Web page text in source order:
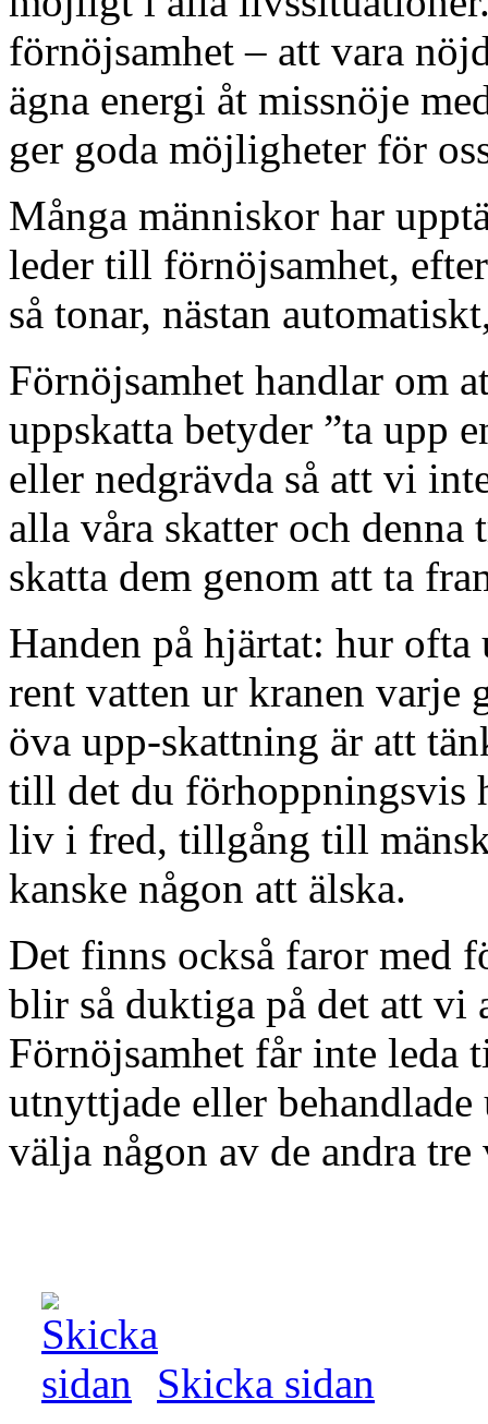
förnöjsamhet – att vara
ägna energi åt missnöje
ger goda möjligheter för
Många människor har
leder till förnöjsamhet,
så tonar, nästan
Förnöjsamhet handlar om
uppskatta betyder ”ta upp
eller nedgrävda så att vi
alla våra skatter och
skatta dem genom att ta
Handen på hjärtat: hur
rent vatten ur kranen varje
öva upp-skattning är att
till det du förhoppningsvis
liv i fred, tillgång till
kanske någon att älska.
Det finns också faror med
blir så duktiga på det att vi
Förnöjsamhet får inte leda
utnyttjade eller
välja någon av de andra tre
Skicka sidan